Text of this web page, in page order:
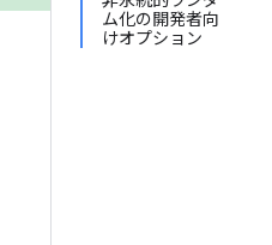
ム化の開発者向
けオプション